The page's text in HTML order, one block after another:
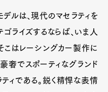
ルは、現代のマセラティを
ゴライズするならば、いま人
こはレーシングカー製作に
奢でスポーティなグランド
ィである。鋭く精悍な表情